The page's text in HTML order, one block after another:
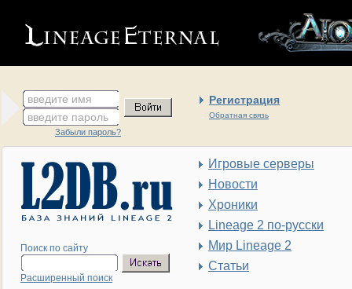
введите имя Регистрация
Обратная связь
введите пароль
Забыли пароль?
Поиск по сайту
Расширенный поиск
Игровые серверы
Новости
Хроники
Lineage 2 по-русски
Мир Lineage 2
Статьи